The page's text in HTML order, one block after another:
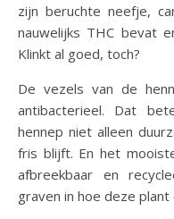
zijn beruchte neefje,
nauwelijks THC bevat
Klinkt al goed, toch?
De vezels van de
antibacterieel. Dat
hennep niet alleen
fris blijft. En het
afbreekbaar en
graven in hoe deze